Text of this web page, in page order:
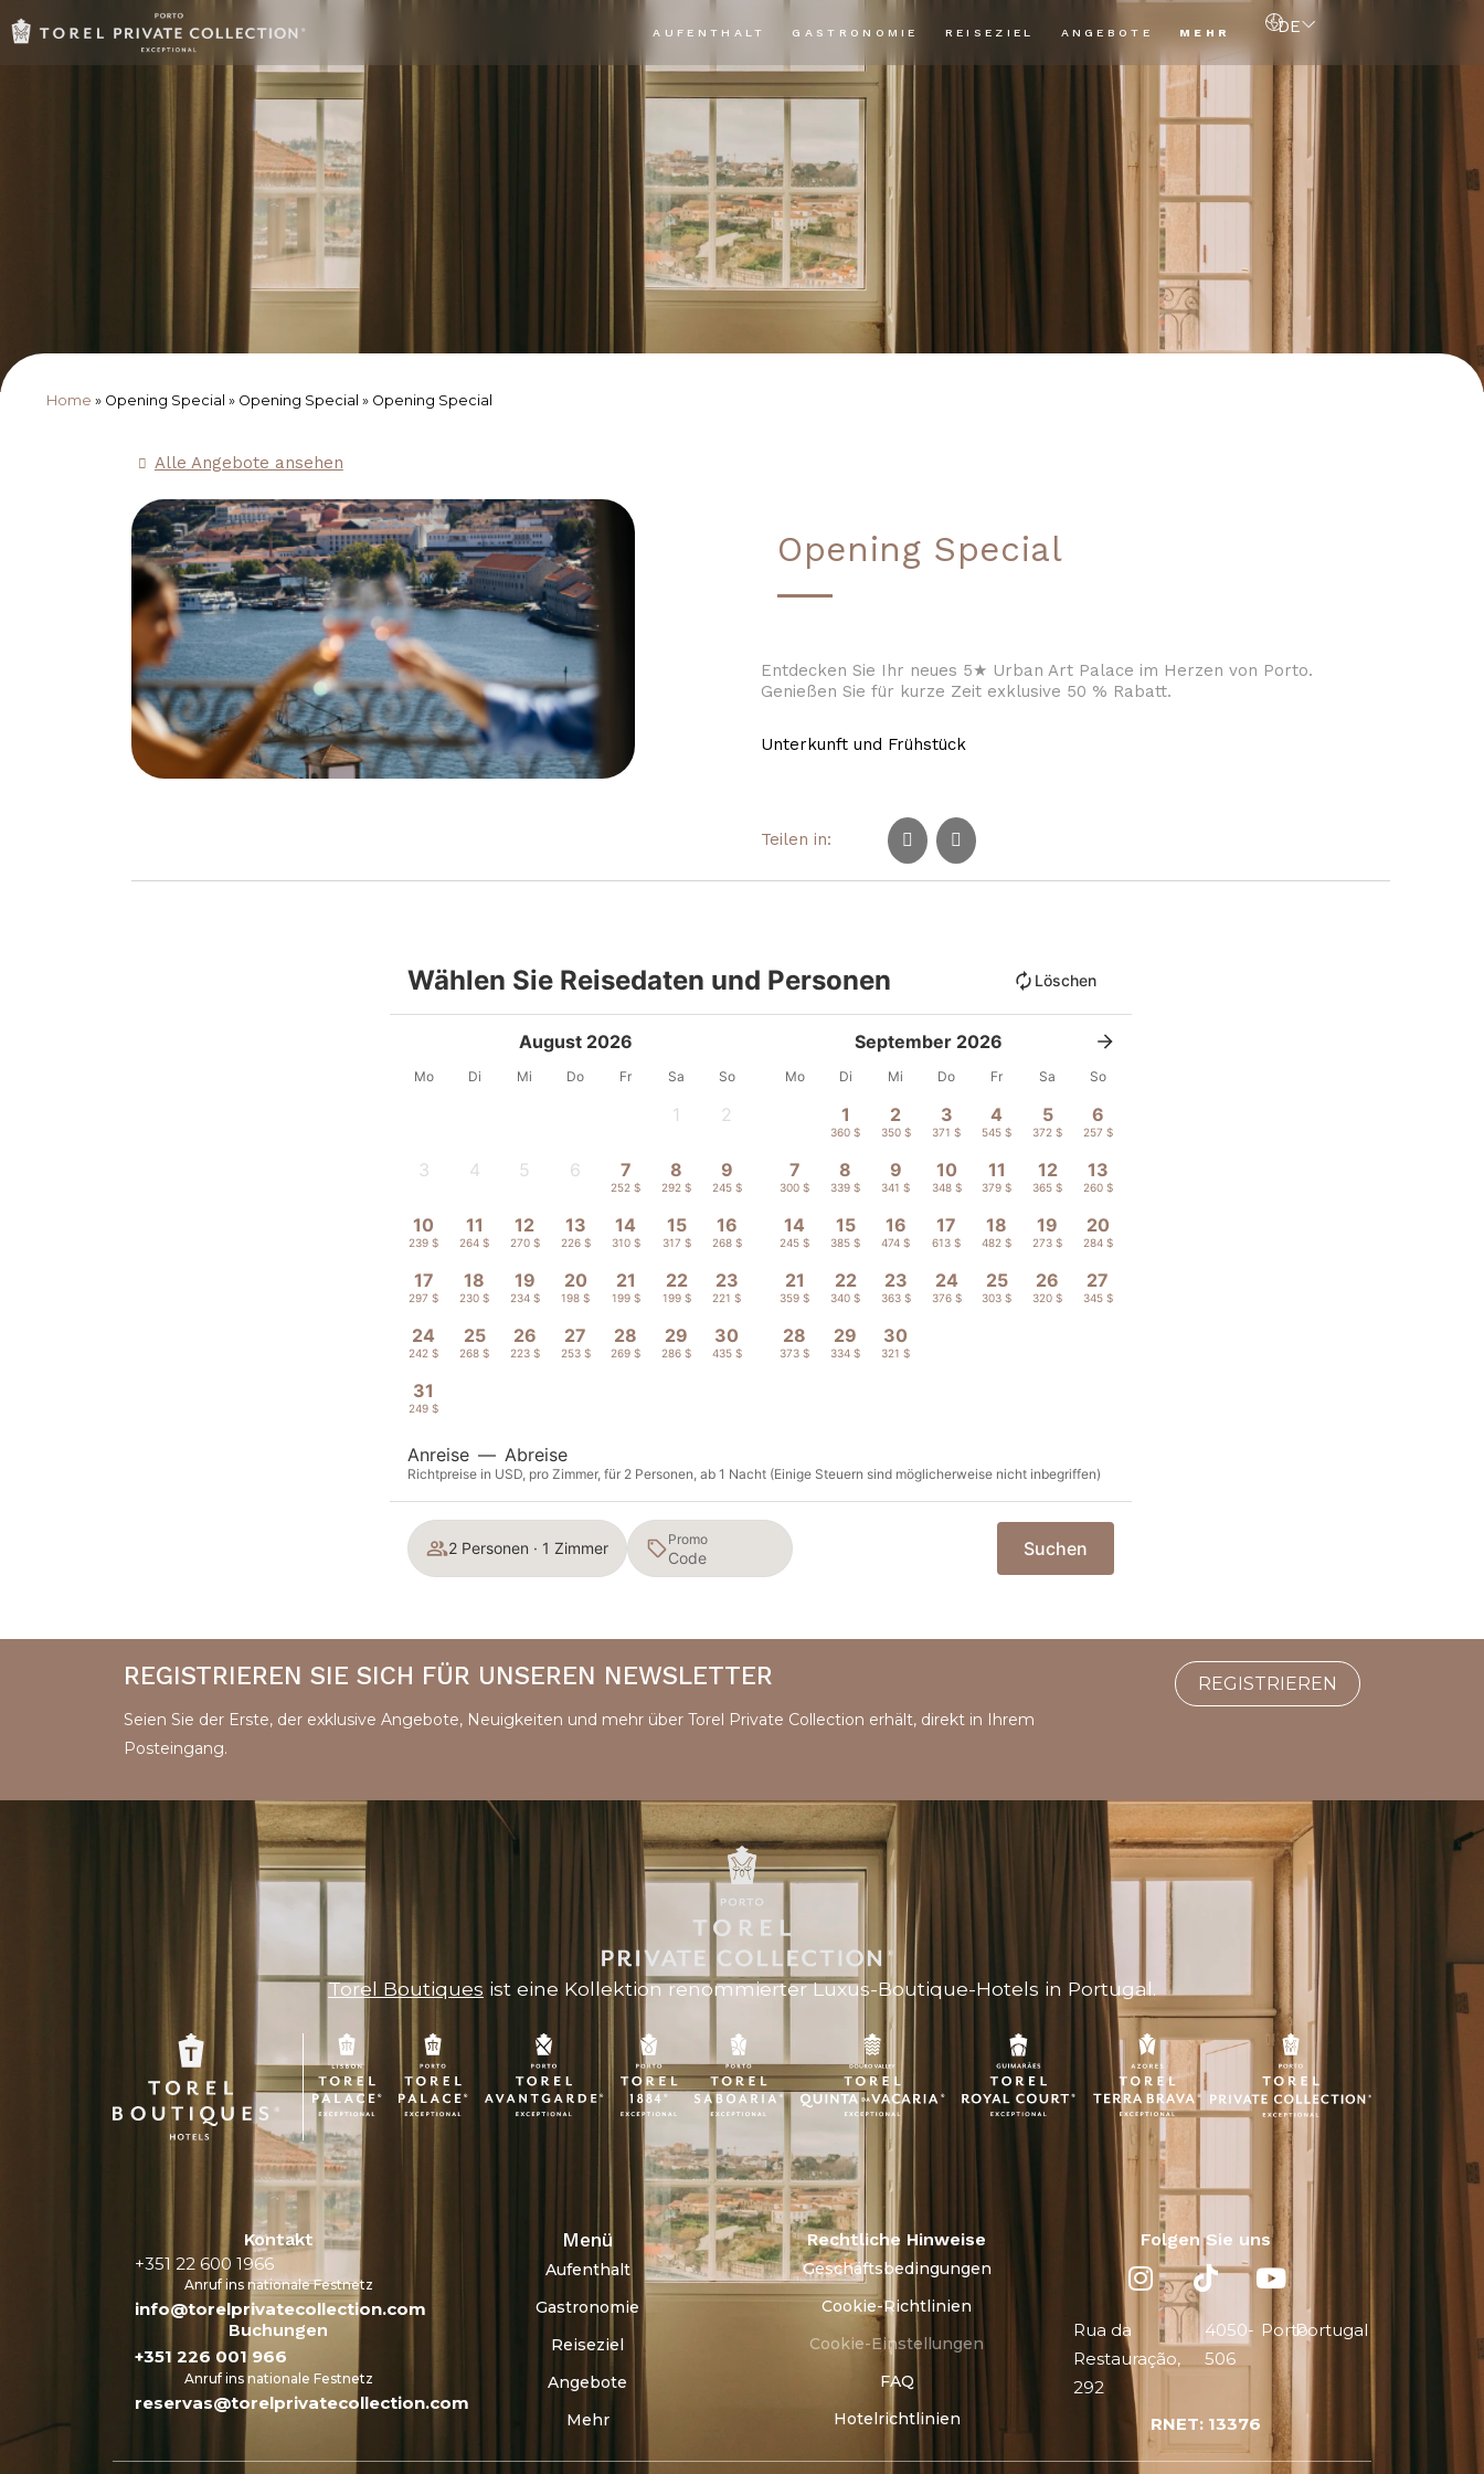
AUFENTHALT GASTRONOMIE REISEZIEL ANGEBOTE MEHR DE
Home » Opening Special » Opening Special » Opening Special
Alle Angebote ansehen
Opening Special
Entdecken Sie Ihr neues 5★ Urban Art Palace im Herzen von Porto.
Genießen Sie für kurze Zeit exklusive 50 % Rabatt.
Unterkunft und Frühstück
Teilen in:
Wählen Sie Reisedaten und Personen Löschen
August 2026
Mo Di Mi Do Fr Sa So
1 2
3 4 5 6 7
252 $
8
292 $
9
245 $
10
239 $
11
264 $
12
270 $
13
226 $
14
310 $
15
317 $
16
268 $
17
297 $
18
230 $
19
234 $
20
198 $
21
199 $
22
199 $
23
221 $
24
242 $
25
268 $
26
223 $
27
253 $
28
269 $
29
286 $
30
435 $
31
249 $
September 2026
Mo Di Mi Do Fr Sa So
1
360 $
2
350 $
3
371 $
4
545 $
5
372 $
6
257 $
7
300 $
8
339 $
9
341 $
10
348 $
11
379 $
12
365 $
13
260 $
14
245 $
15
385 $
16
474 $
17
613 $
18
482 $
19
273 $
20
284 $
21
359 $
22
340 $
23
363 $
24
376 $
25
303 $
26
320 $
27
345 $
28
373 $
29
334 $
30
321 $
Anreise — Abreise
Richtpreise in USD, pro Zimmer, für 2 Personen, ab 1 Nacht (Einige Steuern sind möglicherweise nicht inbegriffen)
2 Personen · 1 Zimmer Promo Suchen
REGISTRIEREN SIE SICH FÜR UNSEREN NEWSLETTER
Seien Sie der Erste, der exklusive Angebote, Neuigkeiten und mehr über Torel Private Collection erhält, direkt in Ihrem
Posteingang.
REGISTRIEREN
Torel Boutiques ist eine Kollektion renommierter Luxus-Boutique-Hotels in Portugal.
Kontakt
+351 22 600 1966
Anruf ins nationale Festnetz
info@torelprivatecollection.com
Buchungen
+351 226 001 966
Anruf ins nationale Festnetz
reservas@torelprivatecollection.com
Menü
Aufenthalt
Gastronomie
Reiseziel
Angebote
Mehr
Rechtliche Hinweise
Geschäftsbedingungen
Cookie-Richtlinien
Cookie-Einstellungen
FAQ
Hotelrichtlinien
Folgen Sie uns
Rua da
Restauração,
292
4050-
506
PortoPortugal
RNET: 13376